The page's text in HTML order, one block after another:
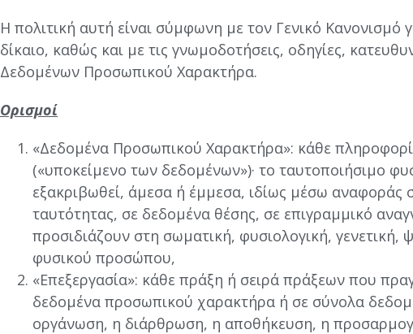
Η πολιτική αυτή είναι σύμφωνη με τον Γενικό
δίκαιο, καθώς και με τις γνωμοδοτήσεις, οδηγίες,
Δεδομένων Προσωπικού Χαρακτήρα.
Ορισμοί
«Δεδομένα Προσωπικού Χαρακτήρα»: κάθε
(«υποκείμενο των δεδομένων»)· το ταυτοποιήσιμο
εξακριβωθεί, άμεσα ή έμμεσα, ιδίως μέσω αναφοράς
ταυτότητας, σε δεδομένα θέσης, σε επιγραμμικό
προσιδιάζουν στη σωματική, φυσιολογική, γενετική,
φυσικού προσώπου,
«Επεξεργασία»: κάθε πράξη ή σειρά πράξεων που
δεδομένα προσωπικού χαρακτήρα ή σε σύνολα
οργάνωση, η διάρθρωση, η αποθήκευση, η